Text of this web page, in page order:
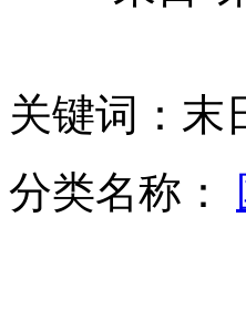
媳妇老妈同落水 不救老
关键词：末
分类名称：